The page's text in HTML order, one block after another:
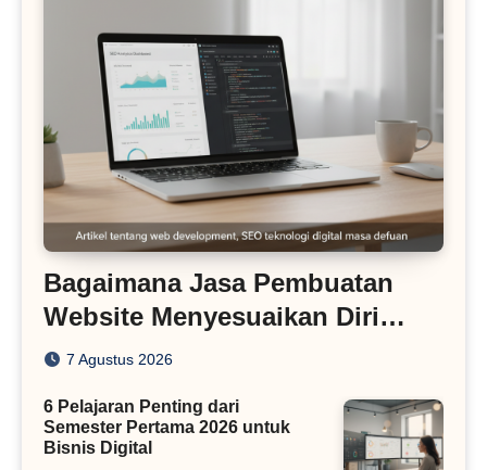
Bagaimana Jasa Pembuatan
Website Menyesuaikan Diri
dengan Algoritma SEO Masa
7 Agustus 2026
6 Pelajaran Penting dari
Semester Pertama 2026 untuk
Bisnis Digital